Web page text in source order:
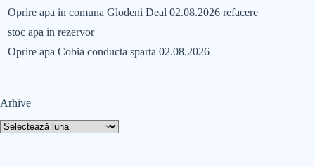
Oprire apa in comuna Glodeni Deal 02.08.2026 refacere
stoc apa in rezervor
Oprire apa Cobia conducta sparta 02.08.2026
Arhive